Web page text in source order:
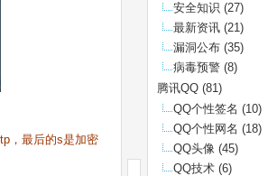
，最后的s是加密
安全知识 (27)
最新资讯 (21)
漏洞公布 (35)
病毒预警 (8)
腾讯QQ (81)
QQ个性签名 (10)
QQ个性网名 (18)
QQ头像 (45)
QQ技术 (6)